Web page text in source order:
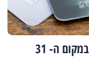
חיים על חשבון ההורים: אשדוד במקום ה- 31